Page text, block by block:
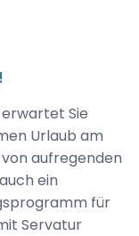
erwartet Sie
Urlaub am
aufregenden
ein
für
Servatur